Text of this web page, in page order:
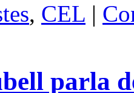
, CEL |
parla